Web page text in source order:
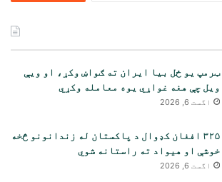
ټرمپ یو ځل بیا ایران ته ګواښ وکړ، او ویې
ویل چې هغه غواړي یوه معامله وکړي
اگست 6, 2026
۳۲۵ افغان کډوال د پاکستان له زندانونو څخه
خوشې او هیواد ته راستانه شوي
اگست 6, 2026